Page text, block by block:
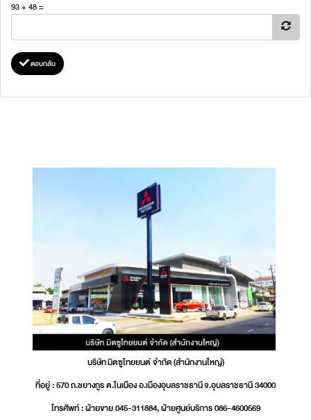
93 + 48 =
ตอบกลับ
บริษัท มิตซูไทยยนต์ จำกัด (สำนักงานใหญ่)
ที่อยู่ : 570 ถ.ชยางกูร ต.ในเมือง อ.เมืองอุบลราชธานี จ.อุบลราชธานี 34000
โทรศัพท์ : ฝ่ายขาย 045-311884, ฝ่ายศูนย์บริการ 086-4600569